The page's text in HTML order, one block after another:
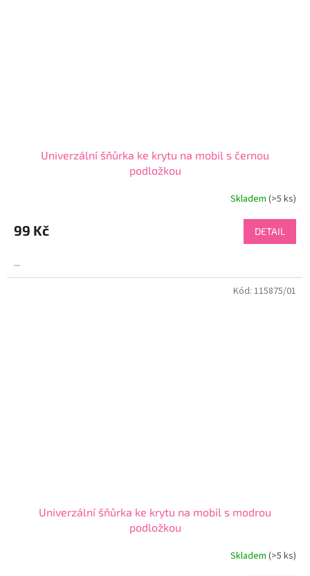
Univerzální šňůrka ke krytu na mobil s černou
podložkou
Skladem (>5 ks)
99 Kč DETAIL
...
Univerzální šňůrka ke krytu na mobil s modrou
podložkou
Skladem(>5 ks)
Kód: 115875/01